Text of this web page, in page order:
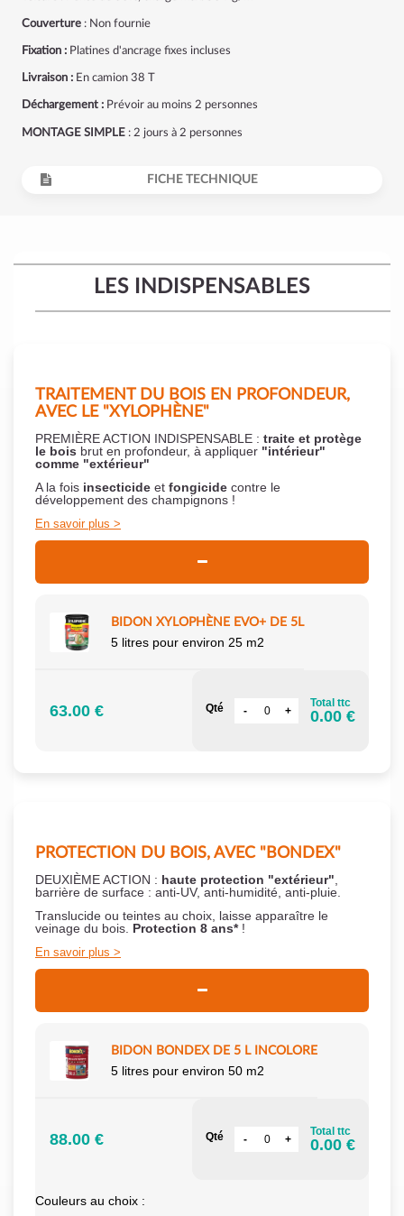
Couverture : Non fournie
Fixation : Platines d'ancrage fixes incluses
Livraison : En camion 38 T
Déchargement : Prévoir au moins 2 personnes
MONTAGE SIMPLE : 2 jours à 2 personnes
FICHE TECHNIQUE
LES INDISPENSABLES
TRAITEMENT DU BOIS EN PROFONDEUR,
AVEC LE "XYLOPHÈNE"
PREMIÈRE ACTION INDISPENSABLE : traite et protège
le bois brut en profondeur, à appliquer "intérieur"
comme "extérieur"
A la fois insecticide et fongicide contre le
développement des champignons !
En savoir plus
BIDON XYLOPHÈNE EVO+ DE 5L
5 litres pour environ 25 m2
63.00 € Qté Total ttc
0.00 €
PROTECTION DU BOIS, AVEC "BONDEX"
DEUXIÈME ACTION : haute protection "extérieur"
barrière de surface : anti-UV, anti-humidité, anti-pluie.
Translucide ou teintes au choix, laisse apparaître le
veinage du bois. Protection 8 ans*!
En savoir plus
BIDON BONDEX DE 5 L INCOLORE
5 litres pour environ 50 m2
88.00 € Qté Total ttc
0.00 €
Couleurs au choix :